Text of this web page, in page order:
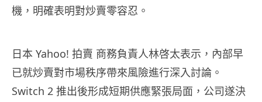
機，明確表明對炒賣零容忍。
日本 Yahoo! 拍賣 商務負責人林啓太表示，內部早
已就炒賣對市場秩序帶來風險進行深入討論。
Switch 2 推出後形成短期供應緊張局面，公司遂決